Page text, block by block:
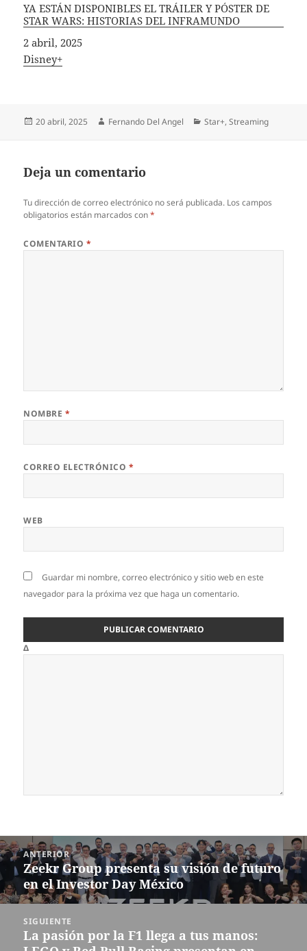
YA ESTÁN DISPONIBLES EL TRÁILER Y PÓSTER DE
STAR WARS: HISTORIAS DEL INFRAMUNDO
Fecha
2 abril, 2025
In relation to
Disney+
Publicado
20 abril, 2025 Autor
Fernando Del Angel Categorías
Star+,Streaming
Deja un comentario
Tu dirección de correo electrónico no será publicada. Los campos
obligatorios están marcados con*
COMENTARIO *
NOMBRE *
CORREO ELECTRÓNICO *
WEB
Guardar mi nombre, correo electrónico y sitio web en este
navegador para la próxima vez que haga un comentario.
Δ
Navegación
de
entradas
ANTERIOR
Entrada
anterior:
Zeekr Group presenta su visión de futuro
en el Investor Day México
SIGUIENTE
Siguiente
La pasión por la F1 llega a tus manos: